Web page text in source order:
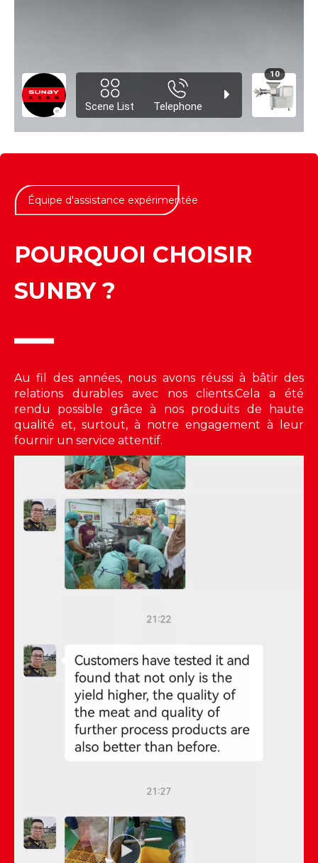
Équipe d'assistance expérimentée
POURQUOI CHOISIR
SUNBY ?
Au fil des années, nous avons réussi à bâtir des
relations durables avec nos clients.Cela a été
rendu possible grâce à nos produits de haute
qualité et, surtout, à notre engagement à leur
fournir un service attentif.